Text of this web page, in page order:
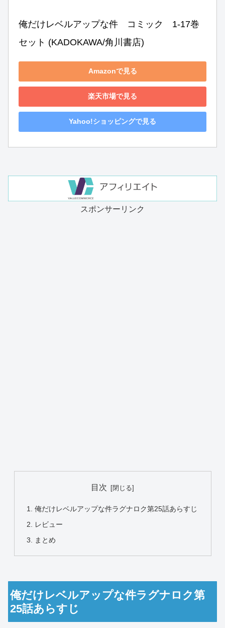
俺だけレベルアップな件　コミック　1-17巻
セット (KADOKAWA/角川書店)
Amazonで見る
楽天市場で見る
Yahoo!ショッピングで見る
スポンサーリンク
目次
俺だけレベルアップな件ラグナロク第25話あらすじ
レビュー
まとめ
俺だけレベルアップな件ラグナロク第
25話あらすじ